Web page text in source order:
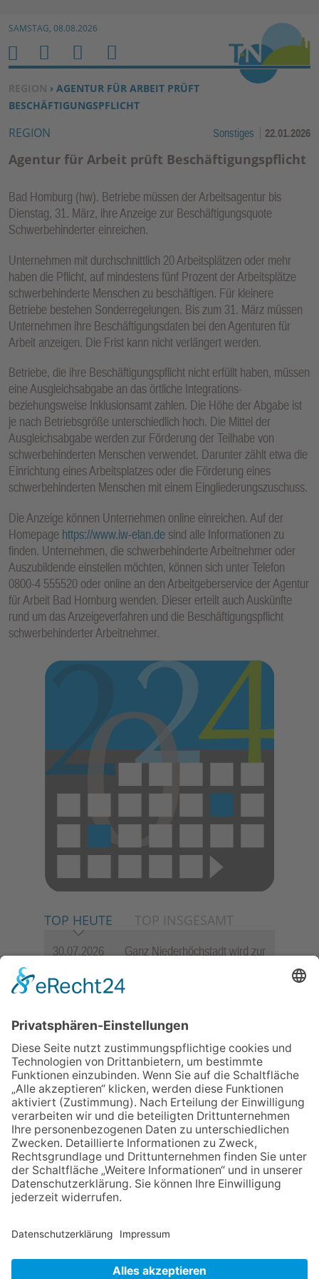
Zum Inhalt springen ↓
SAMSTAG, 08.08.2026
SIE BEFINDEN SICH HIER:
REGION › AGENTUR FÜR ARBEIT PRÜFT
BESCHÄFTIGUNGSPFLICHT
REGION Sonstiges 22.01.2026
Agentur für Arbeit prüft Beschäftigungspflicht
Bad Homburg (hw). Betriebe müssen der Arbeitsagentur bis
Dienstag, 31. März, ihre Anzeige zur Beschäftigungsquote
Schwerbehinderter einreichen.
Unternehmen mit durchschnittlich 20 Arbeitsplätzen oder mehr
haben die Pflicht, auf mindestens fünf Prozent der Arbeitsplätze
schwerbehinderte Menschen zu beschäftigen. Für kleinere
Betriebe bestehen Sonderregelungen. Bis zum 31. März müssen
Unternehmen ihre Beschäftigungsdaten bei den Agenturen für
Arbeit anzeigen. Die Frist kann nicht verlängert werden.
Betriebe, die ihre Beschäftigungspflicht nicht erfüllt haben, müssen
eine Ausgleichsabgabe an das örtliche Integrations-
beziehungsweise Inklusionsamt zahlen. Die Höhe der Abgabe ist
je nach Betriebsgröße unterschiedlich hoch. Die Mittel der
Ausgleichsabgabe werden zur Förderung der Teilhabe von
schwerbehinderten Menschen verwendet. Darunter zählt etwa die
Einrichtung eines Arbeitsplatzes oder die Förderung eines
schwerbehinderten Menschen mit einem Eingliederungszuschuss.
Die Anzeige können Unternehmen online einreichen. Auf der
Homepage https://www.iw-elan.de sind alle Informationen zu
finden. Unternehmen, die schwerbehinderte Arbeitnehmer oder
Auszubildende einstellen möchten, können sich unter Telefon
0800-4 555520 oder online an den Arbeitgeberservice der Agentur
für Arbeit Bad Homburg wenden. Dieser erteilt auch Auskünfte
rund um das Anzeigeverfahren und die Beschäftigungspflicht
schwerbehinderter Arbeitnehmer.
TOP HEUTE TOP INSGESAMT
30.07.2026
Ganz Niederhöchstadt wird zur
06.08.2026
Hisamoto und Tölke begeistern
Wachsmuth
präsentiert sein neues
Programm „Changes“
09.07.2026
Wasserampel steht auf Gelb:
Stadt ruft zum Wassersparen
auf
23.07.2026
Zwischen Fachwerk, Wein und
Sommerabend: Der Rettershof
lädt wieder zum Weinfest ein
H
O
M
E
M
E
N
U
S
U
C
N
B
E
N
Z
R
F
U
K
TI
O
N
E
N
NACH OBEN